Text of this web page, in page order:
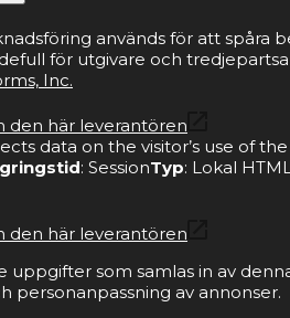
används för att spåra
för utgivare och
Inc.
den här leverantören
data on the visitor’s use of
: SessionTyp: Lokal
den här leverantören
uppgifter som samlas in av
personanpassning av annonser.